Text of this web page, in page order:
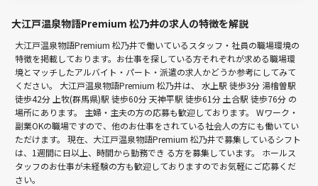
大江戸温泉物語Premium 松乃井の求人の特徴を解説
大江戸温泉物語Premium 松乃井で働いているスタッフ・社員の職場環境の
特徴を掲載しております。お仕事を探している方それぞれが求める職場環
境とマッチしたアルバイト・パート・派遣の求人かどうか参考にしてみて
ください。 大江戸温泉物語Premium 松乃井は、 水上駅 徒歩3分 湯檜曽駅
徒歩42分 上牧(群馬県)駅 徒歩60分天神平駅 徒歩61分 土合駅 徒歩76分 の
場所にあります。 主婦・主夫の方の応募も歓迎しております。 Wワーク・
副業OKの職場ですので、他のお仕事をされている社会人の方にも働いてい
ただけます。 現在、大江戸温泉物語Premium 松乃井で募集しているシフト
は、1週間に日以上、時間から勤務でき る方を募集しています。 ホールス
タッフのお仕事が未経験の方も歓迎しておりますのでお気軽にご応募くだ
さい。